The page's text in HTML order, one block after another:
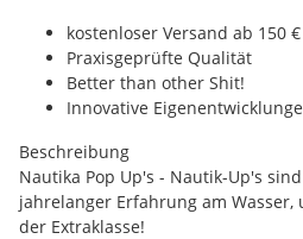
kostenloser Versand ab 150 €
Praxisgeprüfte Qualität
Better than other Shit!
Innovative
Beschreibung
Nautika Pop Up's - Nautik-Up's
jahrelanger Erfahrung am Wasser,
der Extraklasse!